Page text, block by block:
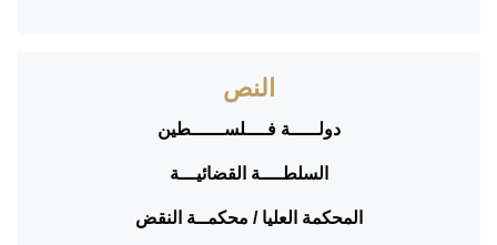
النص
دولـــــة فــــلســــــطين
السلطــــة القضائيـــة
المحكمة العليا / محكمــة النقض